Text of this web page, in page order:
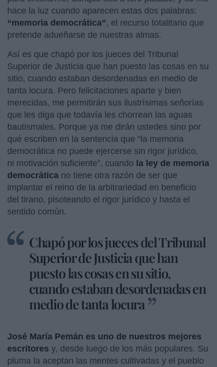
hace la luz cuando aparecen estas dos palabras:
“memoria democrática”, el recurso totalitario que
pretende adueñarse de nuestras almas.
Así es que chapó por los jueces del Tribunal
Superior de Justicia que han puesto las cosas en su
sitio, cuando estaban desordenadas en medio de
tanta locura. Pero felicitaciones aparte y bien
merecidas, me permitirán sus ilustrísimas señorías
que les diga que todavía les chorrean las aguas
bautismales. Porque ya me dirán ustedes sino por
qué escriben en la sentencia que “la memoria
democrática no puede ejercerse sin rigor jurídico,
ni motivación suficiente”, cuando la ley de memoria
democrática no tiene otra razón de ser que
implantar el reino de la arbitrariedad en beneficio
del tirano, pisoteando el rigor jurídico y hasta el
sentido común.
Chapó por los jueces del Tribunal
Superior de Justicia que han
puesto las cosas en su sitio,
cuando estaban desordenadas en
medio de tanta locura
José María Pemán es uno de nuestros mejores
escritores y, desde luego de los más populares. Su
pluma la aceptan las mentes cultivadas y el pueblo